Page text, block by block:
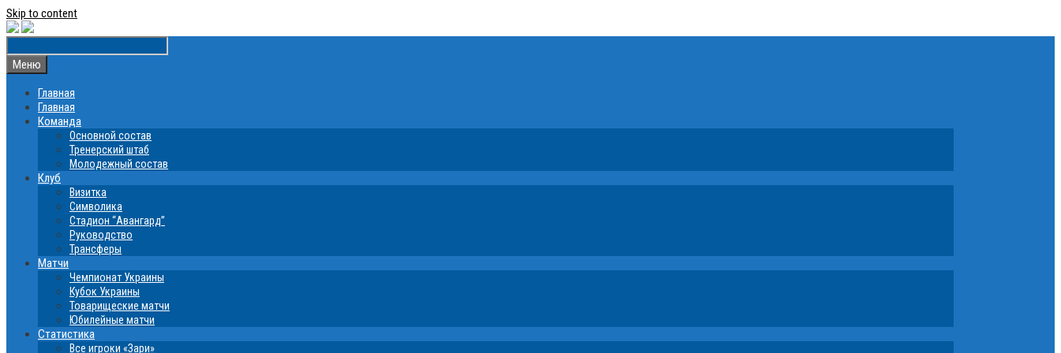
Skip to content
Меню
Главная
Главная
Команда
Основной состав
Тренерский штаб
Молодежный состав
Клуб
Визитка
Символика
Стадион “Авангард”
Руководство
Трансферы
Матчи
Чемпионат Украины
Кубок Украины
Товарищеские матчи
Юбилейные матчи
Статистика
Все игроки «Зари»